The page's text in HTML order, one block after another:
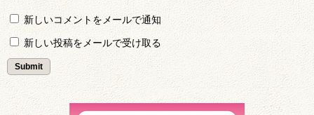
新しいコメントをメールで通知
新しい投稿をメールで受け取る